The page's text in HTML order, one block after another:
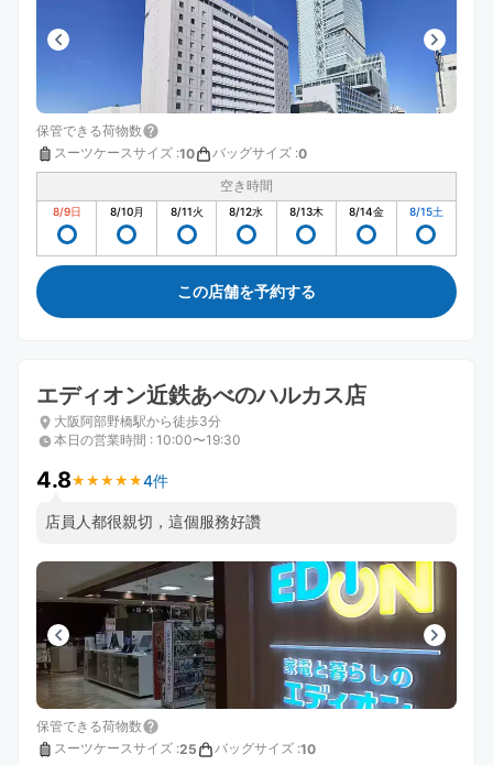
保管できる荷物数
スーツケースサイズ :10 バッグサイズ :0
空き時間
8/9日 8/10月 8/11火 8/12水 8/13木 8/14金 8/15土
この店舗を予約する
エディオン近鉄あべのハルカス店
大阪阿部野橋駅から徒歩3分
本日の営業時間 : 10:00〜19:30
4.8★ ★ ★ ★ ★
★ ★ ★ ★ ★ 4件
店員人都很親切，這個服務好讚
保管できる荷物数
スーツケースサイズ :25 バッグサイズ :10